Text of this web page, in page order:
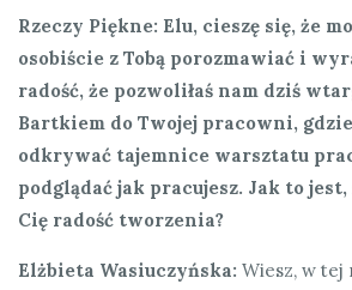
Rzeczy Piękne: Elu, cieszę się, że
osobiście z Tobą porozmawiać i
radość, że pozwoliłaś nam dziś
Bartkiem do Twojej pracowni,
odkrywać tajemnice warsztatu
podglądać jak pracujesz. Jak to jest,
Cię radość tworzenia?
Elżbieta Wasiuczyńska: Wiesz, w tej